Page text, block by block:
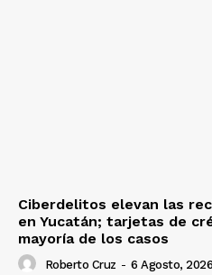
Ciberdelitos elevan las
en Yucatán; tarjetas de
mayoría de los casos
Roberto Cruz - 6 Agosto, 2026